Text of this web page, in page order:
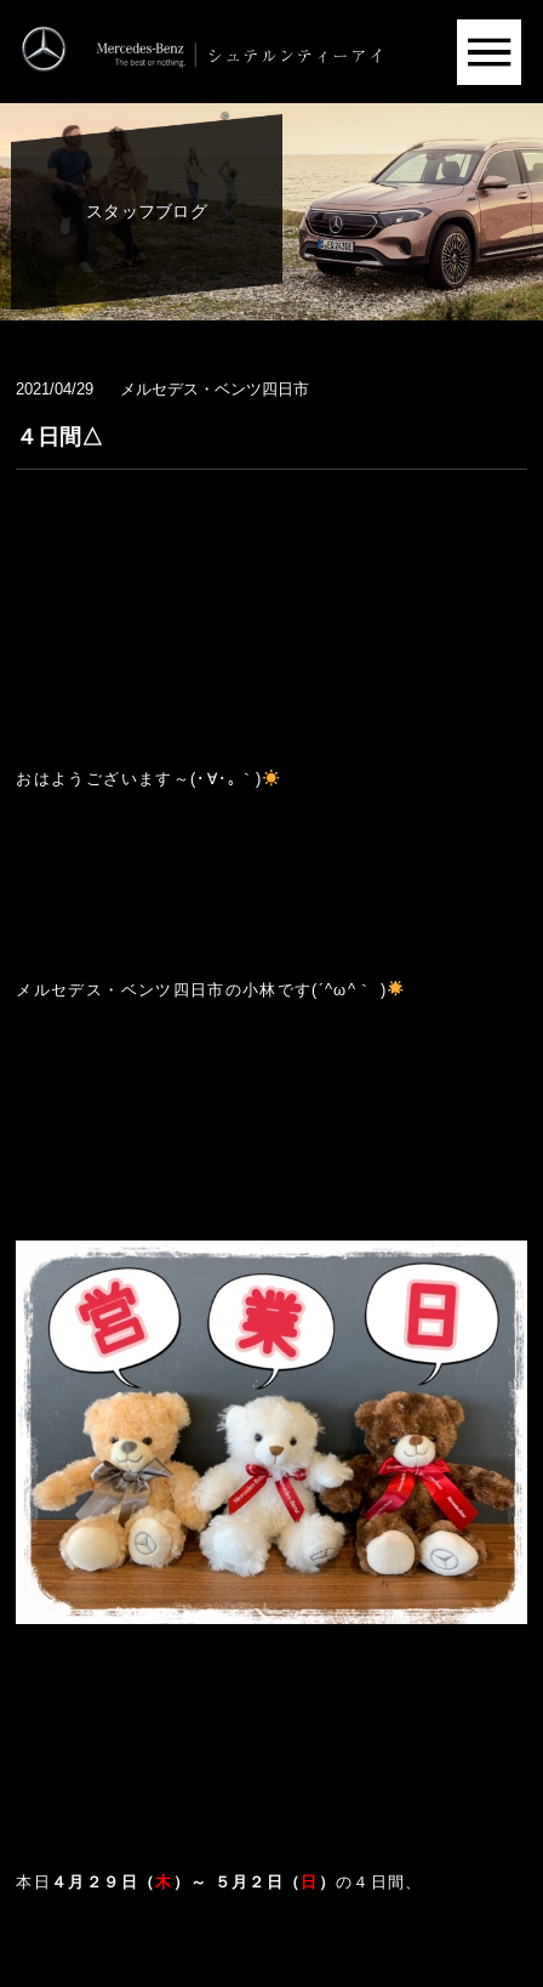
スタッフブログ
2021/04/29 メルセデス・ベンツ四日市
４日間△
おはようございます～(･∀･｡｀)
メルセデス・ベンツ四日市の小林です(´^ω^｀ )
本日 ４月２９日（木 ）～ ５月２ 日（ 日 ）の４日間、